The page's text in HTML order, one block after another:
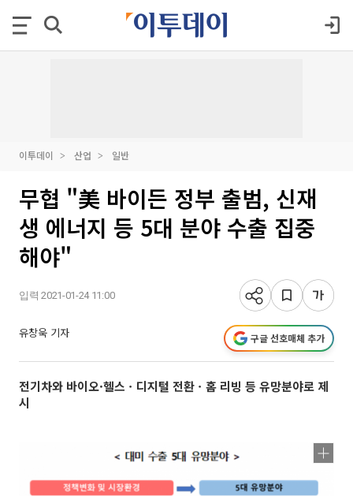
이투데이 산업 일반
무협 "美 바이든 정부 출범, 신재
생 에너지 등 5대 분야 수출 집중
해야"
입력 2021-01-24 11:00
유창욱 기자 구글 선호매체 추가
전기차와 바이오·헬스ㆍ디지털 전환ㆍ홈 리빙 등 유망분야로 제
시